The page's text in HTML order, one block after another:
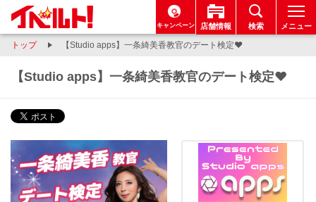
キャンペーン 店舗情報 検索 メニュー
トップ 【Studio apps】一条綺美香教官のデート検定❤
【Studio apps】一条綺美香教官のデート検定❤